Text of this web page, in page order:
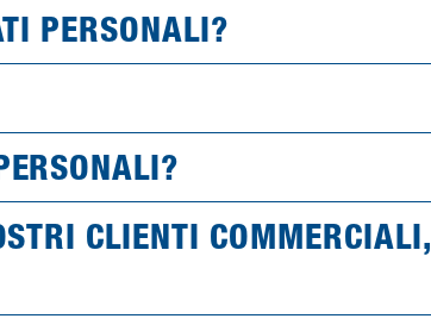
PERSONALI?
CLIENTI COMMERCIALI,